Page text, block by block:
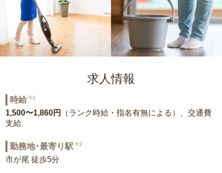
求人情報
時給 ※1
1,500〜1,860円
（ランク時給・指名有無による）、交通費
支給
勤務地･最寄り駅 ※2
市が尾 徒歩5分